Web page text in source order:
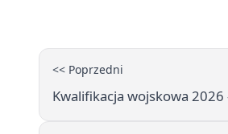
<< Poprzedni
Kwalifikacja wojskowa